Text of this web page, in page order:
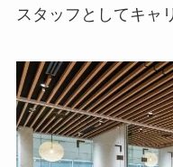
スタッフとしてキャ